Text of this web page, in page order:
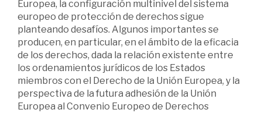
Europea, la configuración multinivel del sistema
europeo de protección de derechos sigue
planteando desafíos. Algunos importantes se
producen, en particular, en el ámbito de la eficacia
de los derechos, dada la relación existente entre
los ordenamientos jurídicos de los Estados
miembros con el Derecho de la Unión Europea, y la
perspectiva de la futura adhesión de la Unión
Europea al Convenio Europeo de Derechos